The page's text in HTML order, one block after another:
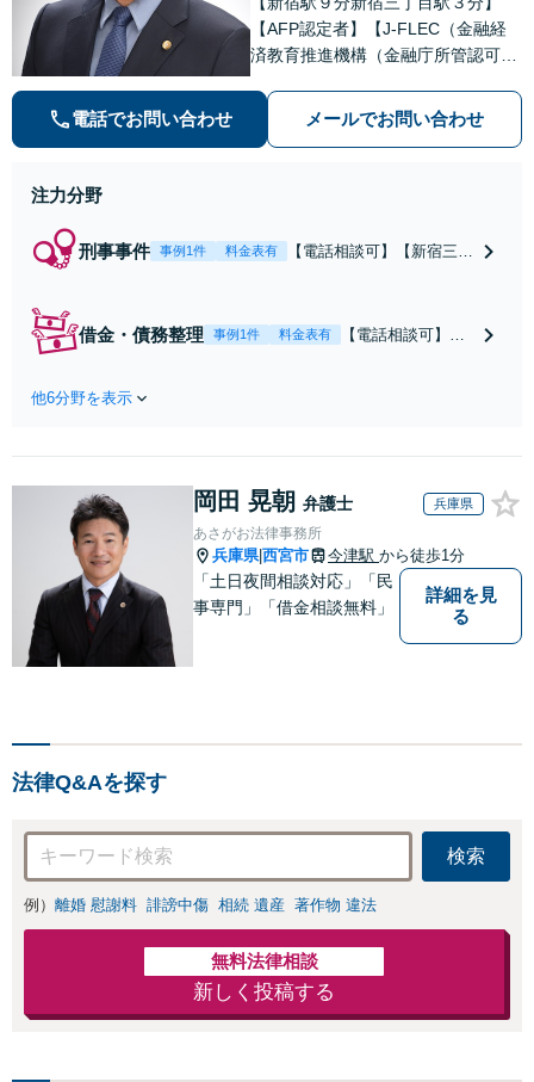
【AFP認定者】【J-FLEC（金融経
済教育推進機構（金融庁所管認可法
真剣に相談し合い、複雑な状況の場
合は、言葉だけでなく資料を用意
電話でお問い合わせ メールでお問い合わせ
注力分野
刑事事件 事例1件 料金表有
【電話相談可】【新宿三丁
ぐに接見に向かいます。痴
漢・暴行・窃盗・詐欺・少
借金・債務整理 事例1件 料金表有
【電話相談可】
理・過払い金請
ど、どのような問
い。弁護士へのご
依頼で催促・返済
をストップできま
す【休日・夜間相
談可】【分割払い
他6分野を表示
岡田 晃朝 弁護士 兵庫県
あさがお法律事務所
兵庫県|西宮市 今津駅 から徒歩1分
「土日夜間相談対応」「民
事専門」「借金相談無料」
詳細を見
る
法律Q&Aを探す
検索
例） 離婚 慰謝料 誹謗中傷 相続 遺産 著作物 違法
無料法律相談
新しく投稿する